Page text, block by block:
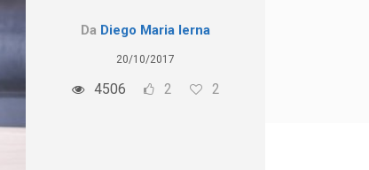
Da Diego Maria Ierna
20/10/2017
4506 2 2